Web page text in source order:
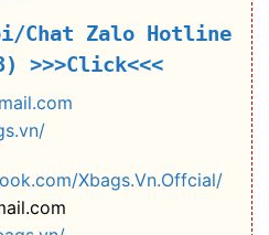
Chat Zalo Hotline
>>>Click<<<
Xbags.Vn.Offcial/